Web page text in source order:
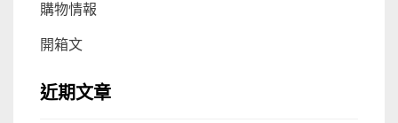
購物情報
開箱文
近期文章